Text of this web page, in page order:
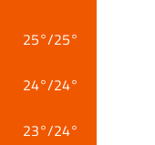
25°/25°
24°/24°
23°/24°